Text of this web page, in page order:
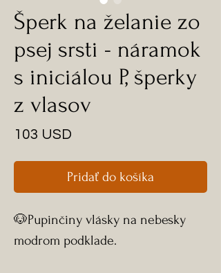
Šperk na želanie zo
psej srsti - náramok
s iniciálou P, šperky
z vlasov
103 USD
Pridať do košíka
🐶Pupinčiny vlásky na nebesky
modrom podklade.